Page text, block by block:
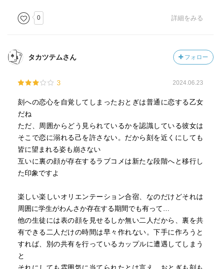
0 詳細をみる
タカツテムさん フォロー
3 2024.06.23
刻への恋心を自覚してしまったおとぎは普通に恋する乙女
だね
ただ、周囲からどう見られているかを認識している彼女は
そこで恋に溺れる己を許さない。だから刻を近くにしても
皆に望まれる姿も崩さない
互いに裏の顔が存在するラブコメは新たな段階へと移行し
た印象ですよ
楽しい楽しいオリエンテーション合宿、なのだけどそれは
周囲に学生がわんさか存在する期間でも有って…
他の生徒には表の顔を見せるしか無い二人だから、裏を共
有できる二人だけの時間は早々作れない。下手に作ろうと
すれば、別の共有を行っているカップルに遭遇してしまう
と